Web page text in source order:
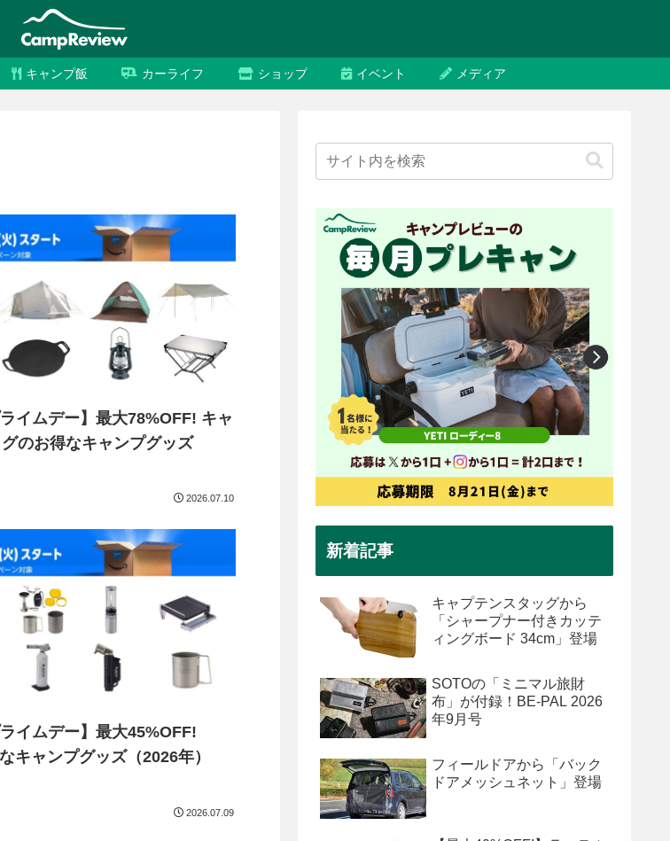
キャンプ飯 カーライフ ショップ イベント メディア
イムデー】最大78%OFF! キャ
のお得なキャンプグッズ
2026.07.10
イムデー】最大45%OFF!
キャンプグッズ（2026年）
2026.07.09
新着記事
キャプテンスタッグから
「シャープナー付きカッテ
ィングボード 34cm」登場
SOTOの「ミニマル旅財
布」が付録！BE-PAL 2026
年9月号
フィールドアから「バック
ドアメッシュネット」登場